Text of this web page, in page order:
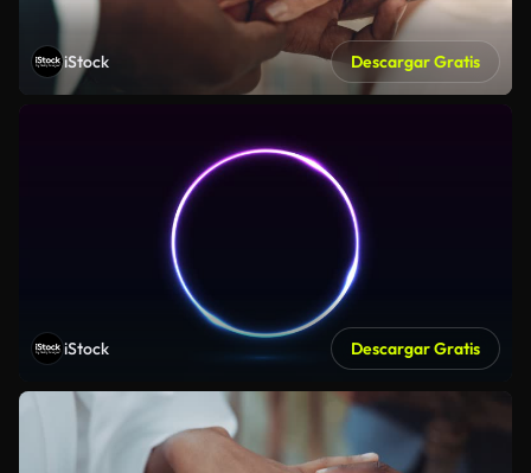
iStock Descargar Gratis
iStock Descargar Gratis